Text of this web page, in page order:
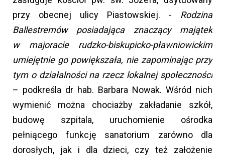
przy obecnej ulicy Piastowskiej. - Rodzina
Ballestremów posiadająca znaczący majątek
w majoracie rudzko-biskupicko-pławniowickim
umiejętnie go powiększała, nie zapominając przy
tym o działalności na rzecz lokalnej społeczności
– podkreśla dr hab. Barbara Nowak. Wśród nich
wymienić można chociażby zakładanie szkół,
budowę szpitala, uruchomienie ośrodka
pełniącego funkcję sanatorium zarówno dla
dorosłych, jak i dla dzieci, czy też założenie